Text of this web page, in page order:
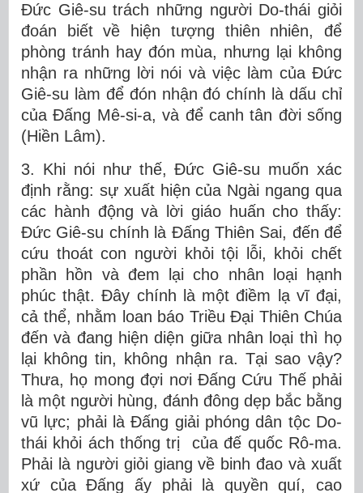
Đức Giê-su trách những người Do-thái giỏi
đoán biết về hiện tượng thiên nhiên, để
phòng tránh hay đón mùa, nhưng lại không
nhận ra những lời nói và việc làm của Đức
Giê-su làm để đón nhận đó chính là dấu chỉ
của Đấng Mê-si-a, và để canh tân đời sống
(Hiền Lâm).
3. Khi nói như thế, Đức Giê-su muốn xác
định rằng: sự xuất hiện của Ngài ngang qua
các hành động và lời giáo huấn cho thấy:
Đức Giê-su chính là Đấng Thiên Sai, đến để
cứu thoát con người khỏi tội lỗi, khỏi chết
phần hồn và đem lại cho nhân loại hạnh
phúc thật. Đây chính là một điềm lạ vĩ đại,
cả thể, nhằm loan báo Triều Đại Thiên Chúa
đến và đang hiện diện giữa nhân loại thì họ
lại không tin, không nhận ra. Tại sao vậy?
Thưa, họ mong đợi nơi Đấng Cứu Thế phải
là một người hùng, đánh đông dẹp bắc bằng
vũ lực; phải là Đấng giải phóng dân tộc Do-
thái khỏi ách thống trị của đế quốc Rô-ma.
Phải là người giỏi giang về binh đao và xuất
xứ của Đấng ấy phải là quyền quí, cao